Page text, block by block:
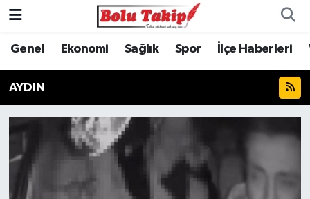
Genel Ekonomi Sağlık Spor İlçe Haberleri
AYDIN